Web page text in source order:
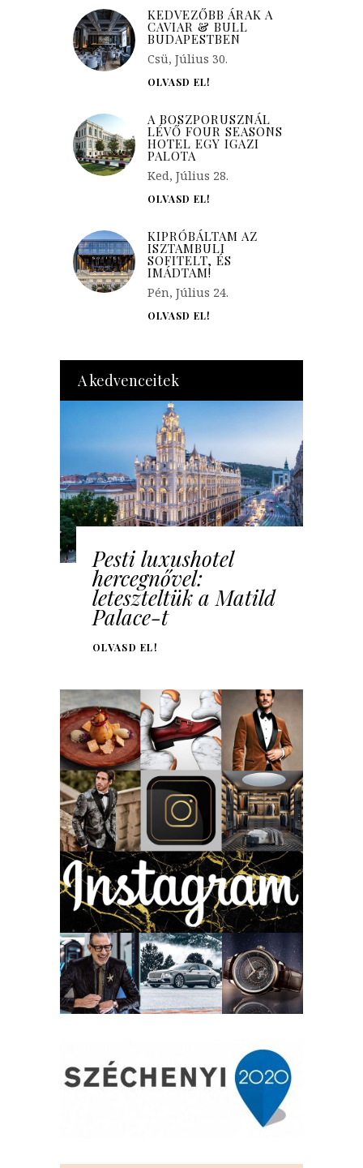
KEDVEZŐBB ÁRAK A
CAVIAR & BULL
BUDAPESTBEN
Csü, Július 30.
OLVASD EL!
A BOSZPORUSZNÁL
LÉVŐ FOUR SEASONS
HOTEL EGY IGAZI
PALOTA
Ked, Július 28.
OLVASD EL!
KIPRÓBÁLTAM AZ
ISZTAMBULI
SOFITELT, ÉS
IMÁDTAM!
Pén, Július 24.
OLVASD EL!
A kedvenceitek
Pesti luxushotel
hercegnővel:
leteszteltük a Matild
Palace-t
OLVASD EL!